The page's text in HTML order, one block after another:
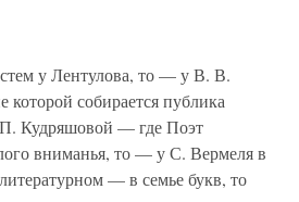
у Лентулова, то — у В. В.
собирается публика
Кудряшовой — где Поэт
вниманья, то — у С. Вермеля в
— в семье букв, то